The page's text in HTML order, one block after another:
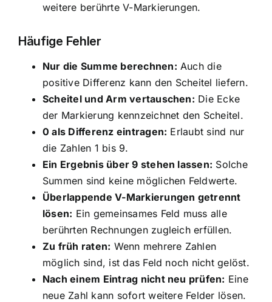
weitere berührte V-Markierungen.
Häufige Fehler
Nur die Summe berechnen: Auch die
positive Differenz kann den Scheitel liefern.
Scheitel und Arm vertauschen: Die Ecke
der Markierung kennzeichnet den Scheitel.
0 als Differenz eintragen: Erlaubt sind nur
die Zahlen 1 bis 9.
Ein Ergebnis über 9 stehen lassen: Solche
Summen sind keine möglichen Feldwerte.
Überlappende V-Markierungen getrennt
lösen: Ein gemeinsames Feld muss alle
berührten Rechnungen zugleich erfüllen.
Zu früh raten: Wenn mehrere Zahlen
möglich sind, ist das Feld noch nicht gelöst.
Nach einem Eintrag nicht neu prüfen: Eine
neue Zahl kann sofort weitere Felder lösen.